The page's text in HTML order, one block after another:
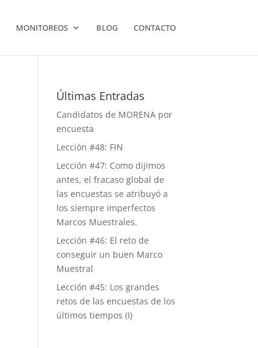
MONITOREOS BLOG CONTACTO
Últimas Entradas
Candidatos de MORENA por
encuesta
Lección #48: FIN
Lección #47: Como dijimos
antes, el fracaso global de
las encuestas se atribuyó a
los siempre imperfectos
Marcos Muestrales.
Lección #46: El reto de
conseguir un buen Marco
Muestral
Lección #45: Los grandes
retos de las encuestas de los
últimos tiempos (I)